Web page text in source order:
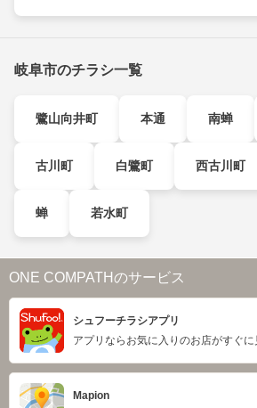
岐阜市のチラシ一覧
鷺山向井町 本通 南蝉
古川町 白鷺町 西古川町
蝉 若水町
ONE COMPATHのサービス
シュフーチラシアプリ
アプリならお気に入りのお店がすぐに
Mapion